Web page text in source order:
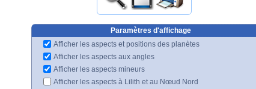
Paramètres d'affichage
Afficher les aspects et positions des planètes
Afficher les aspects aux angles
Afficher les aspects mineurs
Afficher les aspects à Lilith et au Nœud Nord